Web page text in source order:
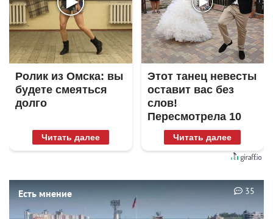
Ролик из Омска: вы
будете смеяться
долго
Читать далее
Этот танец невесты
оставит вас без
слов!
Пересмотрела 10
раз
Читать далее
Есть мнение 35